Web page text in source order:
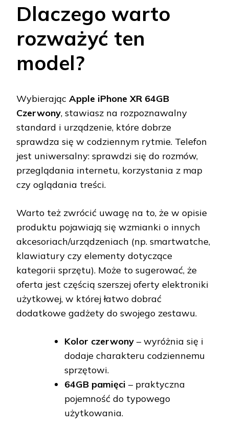
Dlaczego warto
rozważyć ten
model?
Wybierając Apple iPhone XR 64GB
Czerwony, stawiasz na rozpoznawalny
standard i urządzenie, które dobrze
sprawdza się w codziennym rytmie. Telefon
jest uniwersalny: sprawdzi się do rozmów,
przeglądania internetu, korzystania z map
czy oglądania treści.
Warto też zwrócić uwagę na to, że w opisie
produktu pojawiają się wzmianki o innych
akcesoriach/urządzeniach (np. smartwatche,
klawiatury czy elementy dotyczące
kategorii sprzętu). Może to sugerować, że
oferta jest częścią szerszej oferty elektroniki
użytkowej, w której łatwo dobrać
dodatkowe gadżety do swojego zestawu.
Kolor czerwony – wyróżnia się i
dodaje charakteru codziennemu
sprzętowi.
64GB pamięci – praktyczna
pojemność do typowego
użytkowania.